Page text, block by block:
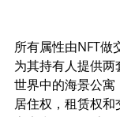
所有属性由NFT做
为其持有人提供
世界中的海景公
居住权，租赁权